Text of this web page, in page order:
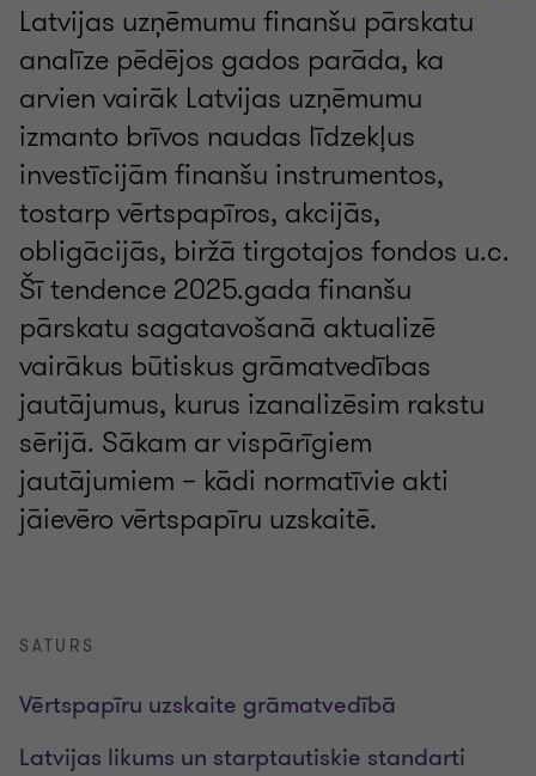
Latvijas uzņēmumu finanšu pārskatu
analīze pēdējos gados parāda, ka
arvien vairāk Latvijas uzņēmumu
izmanto brīvos naudas līdzekļus
investīcijām finanšu instrumentos,
tostarp vērtspapīros, akcijās,
obligācijās, biržā tirgotajos fondos u.c.
Šī tendence 2025.gada finanšu
pārskatu sagatavošanā aktualizē
vairākus būtiskus grāmatvedības
jautājumus, kurus izanalizēsim rakstu
sērijā. Sākam ar vispārīgiem
jautājumiem – kādi normatīvie akti
jāievēro vērtspapīru uzskaitē.
SATURS
Vērtspapīru uzskaite grāmatvedībā
Latvijas likums un starptautiskie standarti